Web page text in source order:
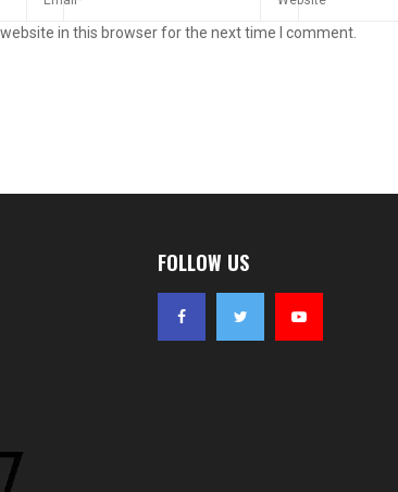
in this browser for the next time I comment.
FOLLOW US